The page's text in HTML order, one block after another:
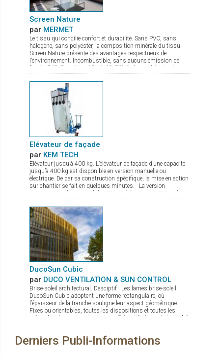
Screen Nature
par MERMET
Le tissu qui concilie confort et durabilité. Sans PVC, sans
halogène, sans polyester, la composition minérale du tissu
Screen Nature présente des avantages respectueux de
l’environnement. Incombustible, sans aucune émission de
fumée (M0, Euroclass A2-s1-d0, F0), il répond à toutes les
exigences tant en termes de sécurité que de santé. Ce tissu à
l’excellente transparence possède de nombreux atouts : bonne
maîtrise de l’éblouissement confort thermique optimal stabilité
dimensionnelle, durabilité et résistance mécanique qui lui
confèrent une planéité parfaite même en grande dimension. Ce
tissu élégant et très fin, idéal pour des stores s'insérant dans
des espaces de faible encombrement, est disponible en 7
coloris et 2 largeurs de 180 et 240 cm
Elévateur de façade
par KEM TECH
Elévateur jusqu’à 400 kg. L’élévateur de façade d’une capacité
jusqu’à 400 kg est disponible en version manuelle ou
électrique. De par sa construction spécifique, la mise en action
sur chantier se fait en quelques minutes. La version
autonome sur batterie gel de 12 V est à hauteur de 8,7 m, le
treuil de levage commandé par une radio commande est équipé
d’un double frein. Le chassis est à largeur réglable avec pieds
de stabilisation à hauteur réglable. De nombreux accessoires
sont disponibles comme fourche de levage, potence avec
crochet.
DucoSun Cubic
par DUCO VENTILATION & SUN CONTROL
Brise-soleil architectural. Desciptif : Les lames brise-soleil
DucoSun Cubic adoptent une forme rectangulaire, où
l’épaisseur de la tranche souligne leur aspect géométrique.
Fixes ou orientables, toutes les dispositions et toutes les
méthodes de pose sont permises. Très utilisées en brise-soleil
Derniers Publi-Informations